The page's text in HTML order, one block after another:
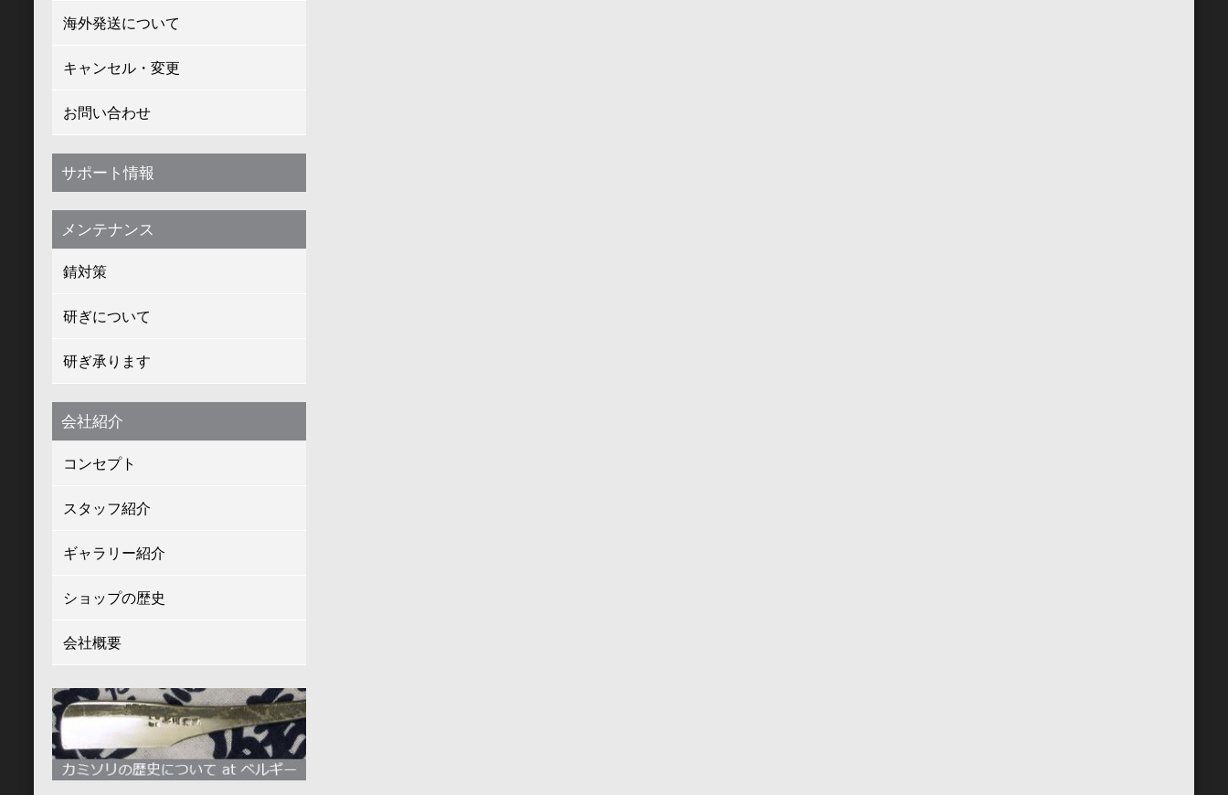
海外発送について
キャンセル・変更
お問い合わせ
サポート情報
メンテナンス
錆対策
研ぎについて
研ぎ承ります
会社紹介
コンセプト
スタッフ紹介
ギャラリー紹介
ショップの歴史
会社概要